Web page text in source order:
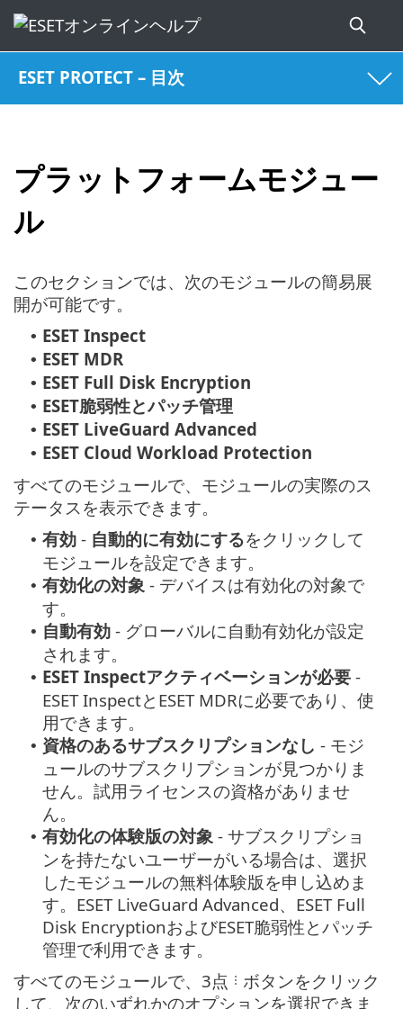
ESET PROTECT – 目次
プラットフォームモジュー
ル
このセクションでは、次のモジュールの簡易展
開が可能です。
• ESET Inspect
• ESET MDR
• ESET Full Disk Encryption
• ESET脆弱性とパッチ管理
• ESET LiveGuard Advanced
• ESET Cloud Workload Protection
すべてのモジュールで、モジュールの実際のス
テータスを表示できます。
• 有効 - 自動的に有効にするをクリックして
モジュールを設定できます。
• 有効化の対象 - デバイスは有効化の対象で
す。
• 自動有効 - グローバルに自動有効化が設定
されます。
• ESET Inspectアクティベーションが必要 -
ESET InspectとESET MDRに必要であり、使
用できます。
• 資格のあるサブスクリプションなし - モジ
ュールのサブスクリプションが見つかりま
せん。試用ライセンスの資格がありませ
ん。
• 有効化の体験版の対象 - サブスクリプショ
ンを持たないユーザーがいる場合は、選択
したモジュールの無料体験版を申し込めま
す。ESET LiveGuard Advanced、ESET Full
Disk EncryptionおよびESET脆弱性とパッチ
管理で利用できます。
すべてのモジュールで、3点
ボタンをクリック
して、次のいずれかのオプションを選択できま